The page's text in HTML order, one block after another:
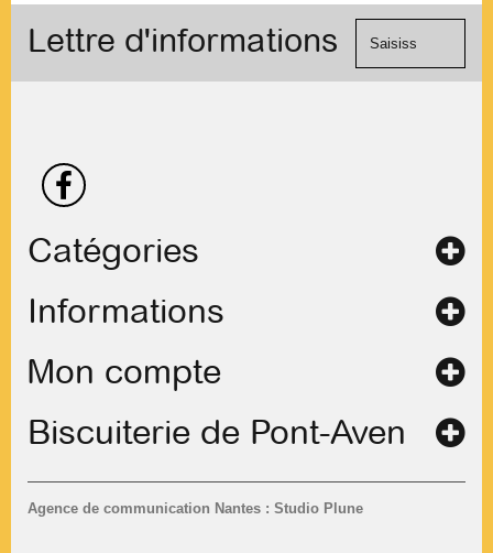
contact
Visa, ...) et
Lettre d'informations
Catégories
Informations
Agence de communication Nantes : Studio Plune
Mon compte
Biscuiterie de Pont-Aven